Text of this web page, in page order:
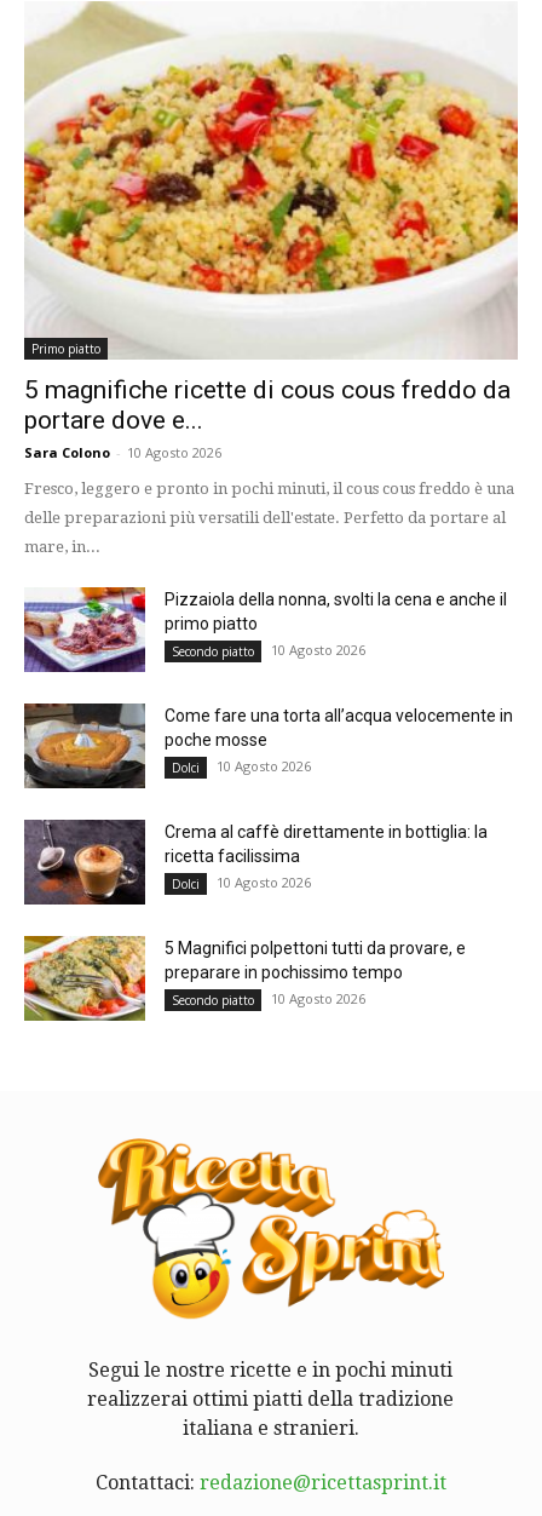
Primo piatto
5 magnifiche ricette di cous cous freddo da
portare dove e...
Sara Colono - 10 Agosto 2026
Fresco, leggero e pronto in pochi minuti, il cous cous freddo è una
delle preparazioni più versatili dell'estate. Perfetto da portare al
mare, in...
Pizzaiola della nonna, svolti la cena e anche il
primo piatto
Secondo piatto 10 Agosto 2026
Come fare una torta all’acqua velocemente in
poche mosse
Dolci 10 Agosto 2026
Crema al caffè direttamente in bottiglia: la
ricetta facilissima
Dolci 10 Agosto 2026
5 Magnifici polpettoni tutti da provare, e
preparare in pochissimo tempo
Secondo piatto 10 Agosto 2026
Segui le nostre ricette e in pochi minuti
realizzerai ottimi piatti della tradizione
italiana e stranieri.
Contattaci: redazione@ricettasprint.it